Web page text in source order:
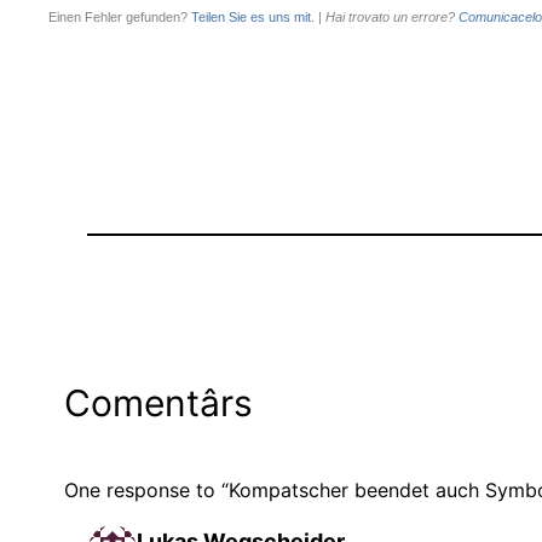
Einen Fehler gefunden? Teilen Sie es uns mit. | Hai trovato un errore? Comunicacelo.
Comentârs
One response to “Kompatscher beendet auch